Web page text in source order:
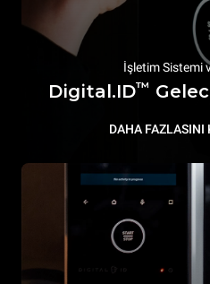
İşletim Sistemi
Digital.ID™
DAHA FAZLASINI